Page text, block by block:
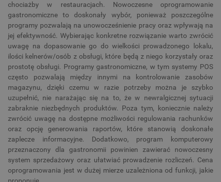
chociażby w restauracjach. Nowoczesne oprogramowanie
gastronomiczne to doskonały wybór, ponieważ poszczególne
programy pozwalają na unowocześnienie pracy oraz wpływają na
jej efektywność. Wybierając konkretne rozwiązanie warto zwrócić
uwagę na dopasowanie go do wielkości prowadzonego lokalu,
ilości kelnerów/osób z obsługi, które będą z niego korzystały oraz
prostotę obsługi. Programy gastronomiczne, w tym systemy POS
często pozwalają między innymi na kontrolowanie zasobów
magazynu, dzięki czemu w razie potrzeby można je szybko
uzupełnić, nie narażając się na to, że w newralgicznej sytuacji
zabraknie niezbędnych produktów. Poza tym, koniecznie należy
zwrócić uwagę na dostępne możliwości regulowania rachunków
oraz opcję generowania raportów, które stanowią doskonałe
zaplecze informacyjne. Dodatkowo, program komputerowy
przeznaczony dla gastronomii powinien zawierać nowoczesny
system sprzedażowy oraz ułatwiać prowadzenie rozliczeń. Cena
oprogramowania jest w dużej mierze uzależniona od funkcji, jakie